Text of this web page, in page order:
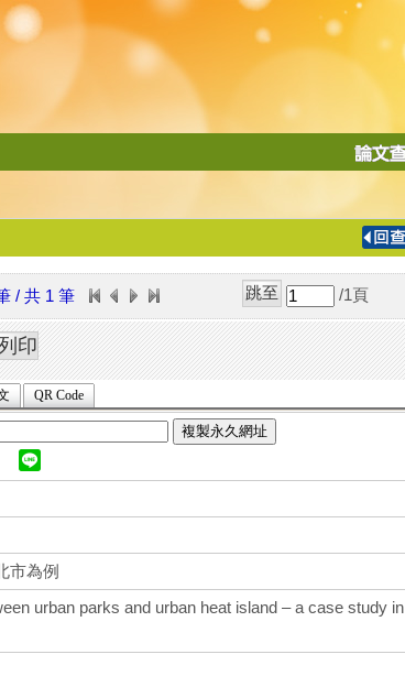
導
/ 共 1 筆 /1 頁
QR Code
複製永久網址
市為例
urban parks and urban heat island – a case study in